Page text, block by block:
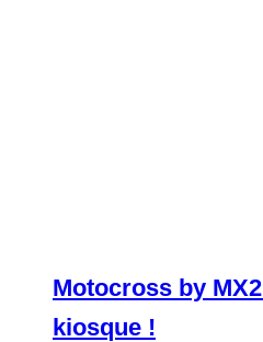
Motocross by
kiosque !